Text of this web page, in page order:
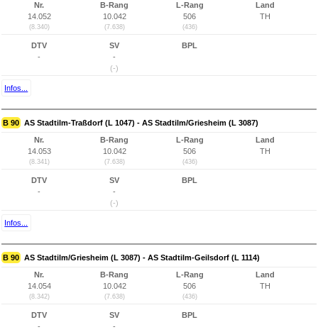
Nr.
14.052
(8.340)
B-Rang
10.042
(7.638)
L-Rang
506
(436)
Land
TH
DTV
-
SV
-
(-)
BPL
Infos...
B 90 AS Stadtilm-Traßdorf (L 1047) - AS Stadtilm/Griesheim (L 3087)
Nr.
14.053
(8.341)
B-Rang
10.042
(7.638)
L-Rang
506
(436)
Land
TH
DTV
-
SV
-
(-)
BPL
Infos...
B 90 AS Stadtilm/Griesheim (L 3087) - AS Stadtilm-Geilsdorf (L 1114)
Nr.
14.054
(8.342)
B-Rang
10.042
(7.638)
L-Rang
506
(436)
Land
TH
DTV
-
SV
-
BPL